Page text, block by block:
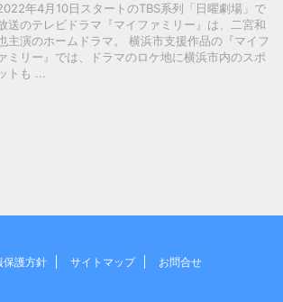
年4月10日スタートのTBS系列「日曜劇場」で
送のテレビドラマ『マイファミリー』は、二宮和
主演のホームドラマ。 横浜市支援作品の『マイフ
ァミリー』では、ドラマのロケ地に横浜市内のスポ
トも ...
保護方針 サイトマップ お問合せ